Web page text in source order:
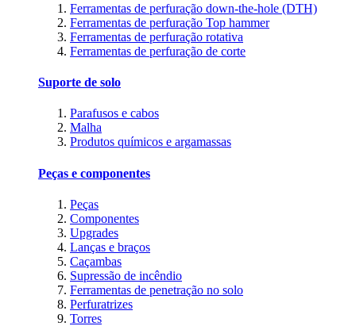
Ferramentas de perfuração down-the-hole (DTH)
Ferramentas de perfuração Top hammer
Ferramentas de perfuração rotativa
Ferramentas de perfuração de corte
Suporte de solo
Parafusos e cabos
Malha
Produtos químicos e argamassas
Peças e componentes
Peças
Componentes
Upgrades
Lanças e braços
Caçambas
Supressão de incêndio
Ferramentas de penetração no solo
Perfuratrizes
Torres